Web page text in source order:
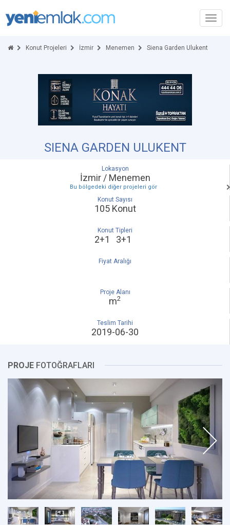
Konut Projeleri İzmir Menemen Siena Garden Ulukent
SIENA GARDEN ULUKENT
Lokasyon
İzmir / Menemen
Bu bölgedeki diğer projeleri gör
Konut Sayısı
105 Konut
Konut Tipleri
2+1 3+1
Fiyat Aralığı
Proje Alanı
m2
Teslim Tarihi
2019-06-30
PROJE FOTOĞRAFLARI